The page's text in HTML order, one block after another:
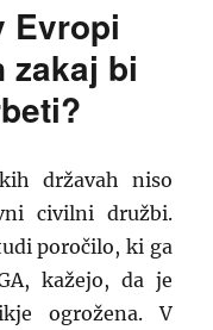
Evropi
zakaj bi
državah niso
civilni družbi.
poročilo, ki ga
kažejo, da je
ogrožena. V